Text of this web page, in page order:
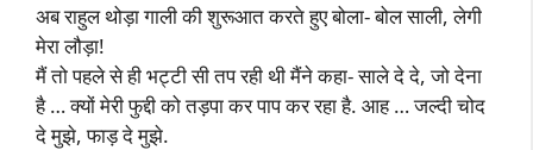
अब राहुल थोड़ा गाली की शुरूआत करते हुए बोला- बोल साली, लेगी
मेरा लौड़ा!
मैं तो पहले से ही भट्टी सी तप रही थी मैंने कहा- साले दे दे, जो देना
है … क्यों मेरी फुद्दी को तड़पा कर पाप कर रहा है. आह … जल्दी चोद
दे मुझे, फाड़ दे मुझे.